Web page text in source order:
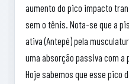
aumento do pico impacto
sem o tênis. Nota-se que a
ativa (Antepé) pela
uma absorção passiva com a
Hoje sabemos que esse pico